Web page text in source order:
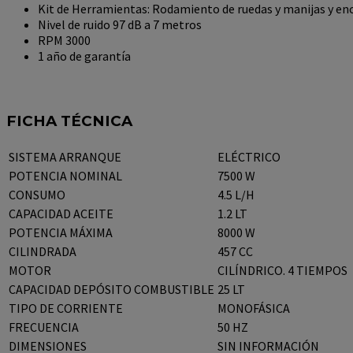
Kit de Herramientas: Rodamiento de ruedas y manijas y
Nivel de ruido 97 dB a 7 metros
RPM 3000
1 año de garantía
FICHA TÉCNICA
SISTEMA ARRANQUE
ELÉCTRICO
POTENCIA NOMINAL
7500 W
CONSUMO
4.5 L/H
CAPACIDAD ACEITE
1.2 LT
POTENCIA MÁXIMA
8000 W
CILINDRADA
457 CC
MOTOR
CILÍNDRICO. 4 TIEMPOS
CAPACIDAD DEPÓSITO COMBUSTIBLE 25 LT
TIPO DE CORRIENTE
MONOFÁSICA
FRECUENCIA
50 HZ
DIMENSIONES
SIN INFORMACIÓN